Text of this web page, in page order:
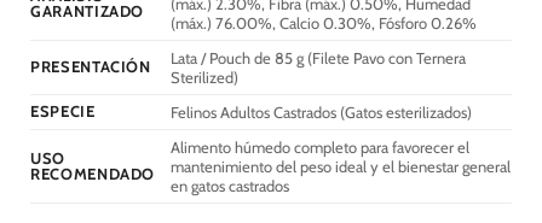
GARANTIZADO
(máx.) 76.00%, Calcio 0.30%, Fósforo 0.26%
PRESENTACIÓN
Lata / Pouch de 85 g (Filete Pavo con Ternera
Sterilized)
ESPECIE
Felinos Adultos Castrados (Gatos esterilizados)
USO
RECOMENDADO
Alimento húmedo completo para favorecer el
mantenimiento del peso ideal y el bienestar general
en gatos castrados